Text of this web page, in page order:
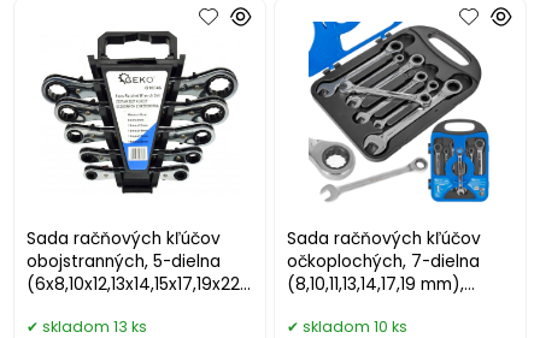
Sada račňových kľúčov
obojstranných, 5-dielna
(6x8,10x12,13x14,15x17,19x22
skladom 13 ks
Sada račňových kľúčov
očkoplochých, 7-dielna
(8,10,11,13,14,17,19 mm),
skladom 10 ks